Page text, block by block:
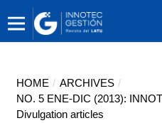
HOME / ARCHIVES /
NO. 5 ENE-DIC (2013):
Divulgation articles